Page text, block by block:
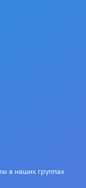
в наших группах